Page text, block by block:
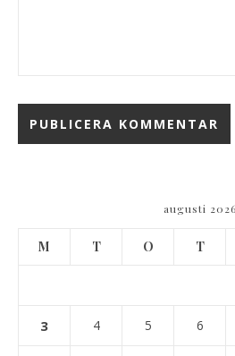
augusti 2026
M T O T
3 4 5 6